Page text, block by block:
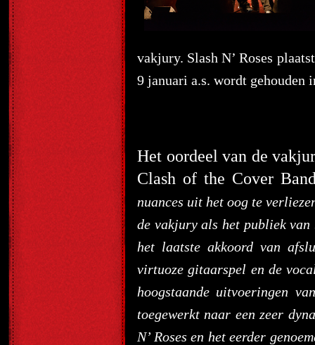
vakjury. Slash N’ Roses
9 januari a.s. wordt gehouden
Het oordeel van de
Clash of the Cover
nuances uit het oog te
de vakjury als het publiek
het laatste akkoord van
virtuoze gitaarspel en de
hoogstaande uitvoeringen
toegewerkt naar een zeer
N’ Roses en het eerder